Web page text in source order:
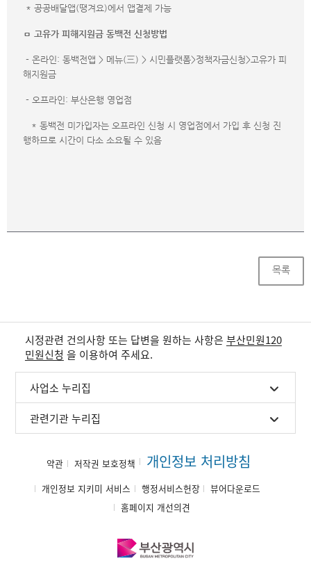
* 공공배달앱(땡겨요)에서 앱결제 가능
ㅁ 고유가 피해지원금 동백전 신청방법
- 온라인: 동백전앱 > 메뉴(三) > 시민플랫폼>정책자금신청>고유가 피
해지원금
- 오프라인: 부산은행 영업점
* 동백전 미가입자는 오프라인 신청 시 영업점에서 가입 후 신청 진
행하므로 시간이 다소 소요될 수 있음
목록
시정관련 건의사항 또는 답변을 원하는 사항은 부산민원120
민원신청 을 이용하여 주세요.
사업소 누리집
관련기관 누리집
약관 저작권 보호정책 개인정보 처리방침
개인정보 지키미 서비스 행정서비스헌장
뷰어다운로드
홈페이지 개선의견